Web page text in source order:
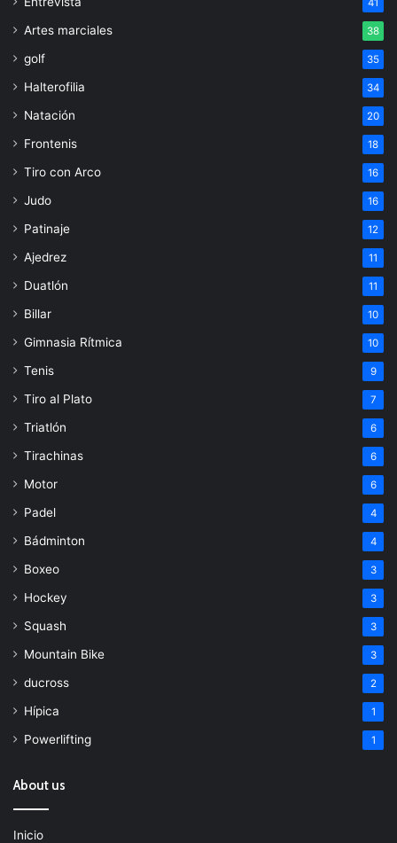
Artes marciales 38
golf 35
Halterofilia 34
Natación 20
Frontenis 18
Tiro con Arco 16
Judo 16
Patinaje 12
Ajedrez 11
Duatlón 11
Billar 10
Gimnasia Rítmica 10
Tenis 9
Tiro al Plato 7
Triatlón 6
Tirachinas 6
Motor 6
Padel 4
Bádminton 4
Boxeo 3
Hockey 3
Squash 3
Mountain Bike 3
ducross 2
Hípica 1
Powerlifting 1
About us
Inicio